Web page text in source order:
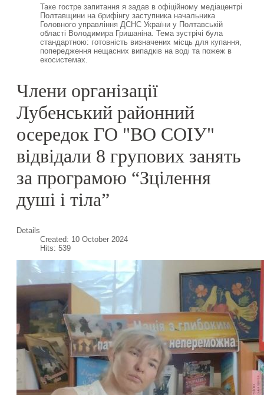
Таке гостре запитання я задав в офіційному медіацентрі
Полтавщини на брифінгу заступника начальника
Головного управління ДСНС України у Полтавській
області Володимира Гришаніна. Тема зустрічі була
стандартною: готовність визначених місць для купання,
попередження нещасних випадків на воді та пожеж в
екосистемах.
Члени організації
Лубенський районний
осередок ГО "ВО СОІУ"
відвідали 8 групових занять
за програмою “Зцілення
душі і тіла”
Details
Created: 10 October 2024
Hits: 539